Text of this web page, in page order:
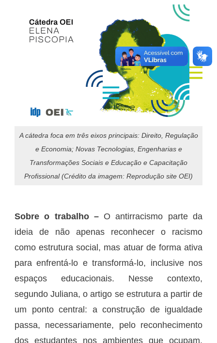
A cátedra foca em três eixos principais: Direito, Regulação
e Economia; Novas Tecnologias, Engenharias e
Transformações Sociais e Educação e Capacitação
Profissional (Crédito da imagem: Reprodução site OEI)
Sobre o trabalho –O antirracismo parte da
ideia de não apenas reconhecer o racismo
como estrutura social, mas atuar de forma ativa
para enfrentá-lo e transformá-lo, inclusive nos
espaços educacionais. Nesse contexto,
segundo Juliana, o artigo se estrutura a partir de
um ponto central: a construção de igualdade
passa, necessariamente, pelo reconhecimento
dos estudantes nos ambientes que ocupam.